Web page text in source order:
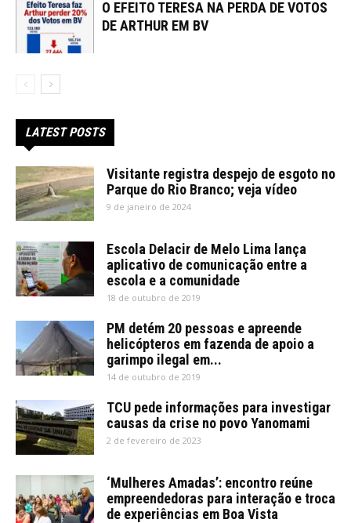
O EFEITO TERESA NA PERDA DE VOTOS
DE ARTHUR EM BV
LATEST POSTS
Visitante registra despejo de esgoto no
Parque do Rio Branco; veja vídeo
9 de janeiro de 2024
Escola Delacir de Melo Lima lança
aplicativo de comunicação entre a
escola e a comunidade
18 de outubro de 2019
PM detém 20 pessoas e apreende
helicópteros em fazenda de apoio a
garimpo ilegal em...
14 de outubro de 2019
TCU pede informações para investigar
causas da crise no povo Yanomami
2 de fevereiro de 2023
‘Mulheres Amadas’: encontro reúne
empreendedoras para interação e troca
de experiências em Boa Vista